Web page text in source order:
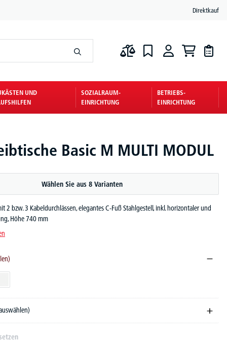
Direktkauf
UND
SOZIALRAUM-
EINRICHTUNG
BETRIEBS-
EINRICHTUNG
Basic M MULTI MODUL
Wählen Sie aus 8 Varianten
2 bzw. 3 Kabeldurchlässen, elegantes C-Fuß Stahlgestell, inkl. horizontaler und
Höhe 740 mm